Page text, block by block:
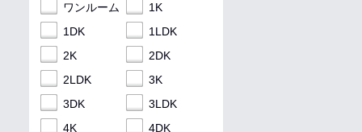
ワンルーム
1K
1DK
1LDK
2K
2DK
2LDK
3K
3DK
3LDK
4K
4DK